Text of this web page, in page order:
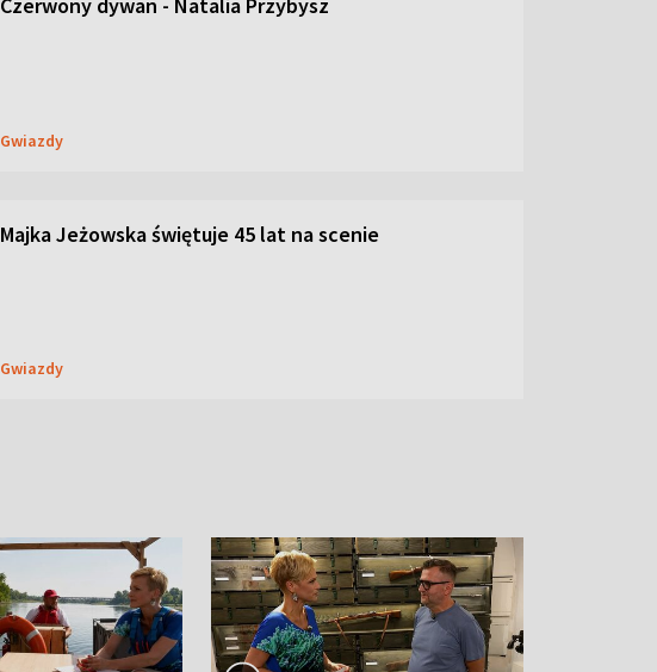
Czerwony dywan - Natalia Przybysz
Gwiazdy
Majka Jeżowska świętuje 45 lat na scenie
Gwiazdy